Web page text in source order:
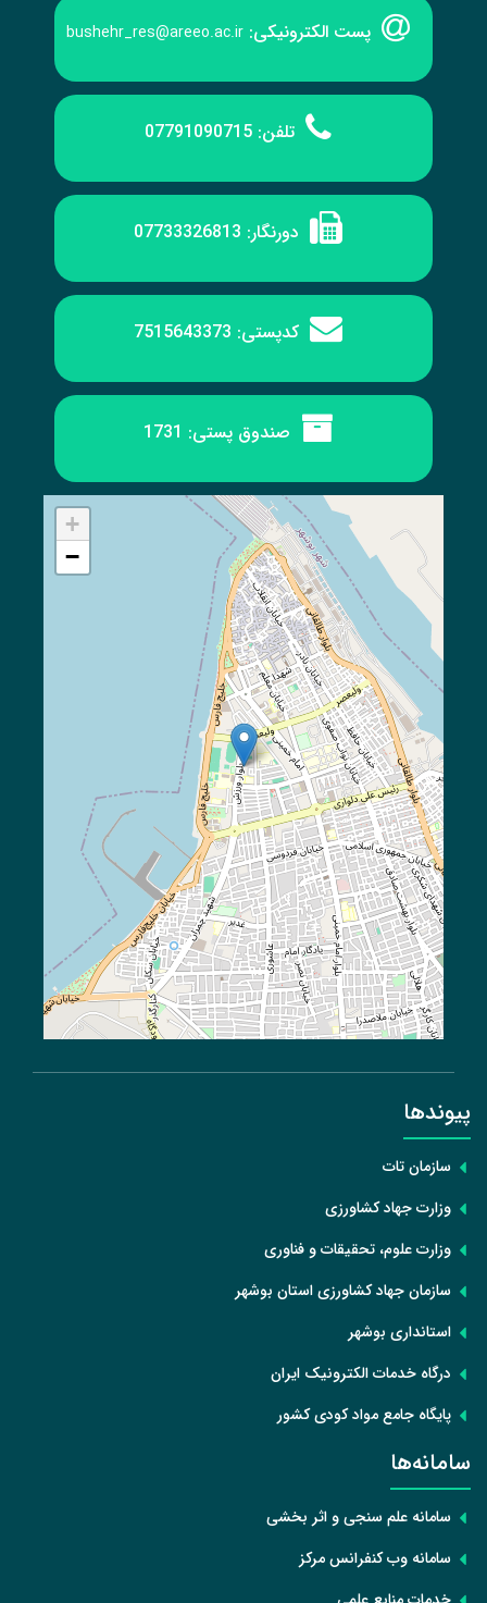
پست الکترونیکی: bushehr_res@areeo.ac.ir
تلفن: 07791090715
دورنگار: 07733326813
کدپستی: 7515643373
صندوق پستی: 1731
+
−
پیوند‌ها
سازمان تات
وزارت جهاد کشاورزی
وزارت علوم، تحقیقات و فناوری
سازمان جهاد کشاورزی استان بوشهر
استانداری بوشهر
درگاه خدمات الکترونیک ایران
پایگاه جامع مواد کودی کشور
سامانه‌ها
سامانه علم سنجی و اثر بخشی
سامانه وب کنفرانس مرکز